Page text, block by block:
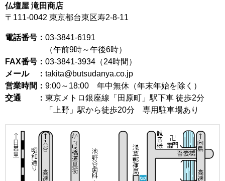
仏壇屋 滝田商店
〒111-0042 東京都台東区寿2-8-11
電話番号： 03-3841-6191
（午前9時～午後6時）
FAX番号： 03-3841-3934（24時間）
メール ： takita@butsudanya.co.jp
営業時間： 9:00～18:00 年中無休（年末年始を除く）
交通 ： 東京メトロ銀座線「田原町」駅下車 徒歩2分
「上野」駅から徒歩20分 専用駐車場あり